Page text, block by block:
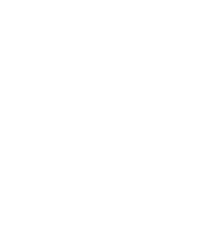
비해 원화가치 하락폭이 더 큰 것은 국내 외환시장이 취약